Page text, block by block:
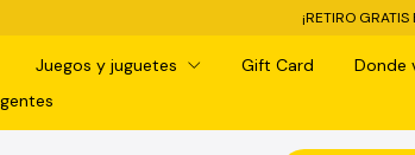
¡RETIRO GRATIS EN
Juegos y juguetes Gift Card Donde